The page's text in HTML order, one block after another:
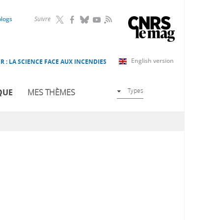
Suivre RSS
English version
: LA SCIENCE FACE AUX INCENDIES
MES THÈMES Types